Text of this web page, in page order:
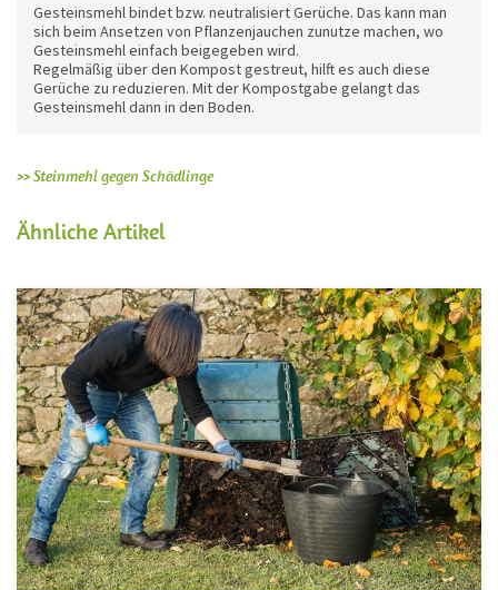
Gesteinsmehl bindet bzw. neutralisiert Gerüche. Das kann man
sich beim Ansetzen von Pflanzenjauchen zunutze machen, wo
Gesteinsmehl einfach beigegeben wird.
Regelmäßig über den Kompost gestreut, hilft es auch diese
Gerüche zu reduzieren. Mit der Kompostgabe gelangt das
Gesteinsmehl dann in den Boden.
>> Steinmehl gegen Schädlinge
Ähnliche Artikel